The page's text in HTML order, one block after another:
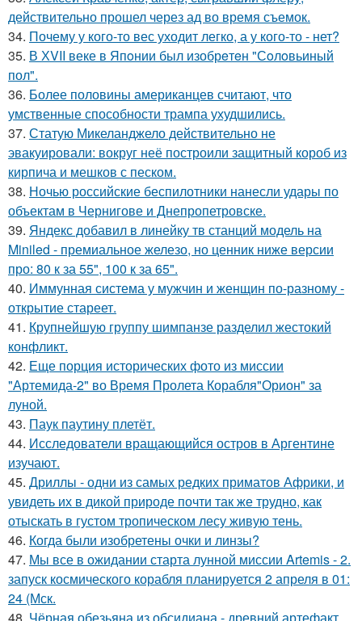
действительно прошел через ад во время съемок.
34. Почему у кого-то вес уходит легко, а у кого-то - нет?
35. В ХVII веке в Япoнии был изобрeтeн "Сoлoвьиный
пол".
36. Более половины американцев считают, что
умственные способности трампа ухудшились.
37. Статую Микеланджело действительно не
эвакуировали: вокруг неё построили защитный короб из
кирпича и мешков с песком.
38. Ночью российские беспилотники нанесли удары по
объектам в Чернигове и Днепропетровске.
39. Яндекс добавил в линейку тв станций модель на
Miniled - премиальное железо, но ценник ниже версии
про: 80 к за 55", 100 к за 65".
40. Иммунная система у мужчин и женщин по-разному -
открытие стареет.
41. Крупнейшую группу шимпанзе разделил жестокий
конфликт.
42. Еще порция исторических фото из миссии
"Артемида-2" во Время Пролета Корабля"Орион" за
луной.
43. Паук паутину плетёт.
44. Исследователи вращающийся остров в Аргентине
изучают.
45. Дриллы - одни из самых редких приматов Африки, и
увидеть их в дикой природе почти так же трудно, как
отыскать в густом тропическом лесу живую тень.
46. Когда были изобретены очки и линзы?
47. Мы все в ожидании старта лунной миссии Artemis - 2.
запуск космического корабля планируется 2 апреля в 01:
24 (Мск.